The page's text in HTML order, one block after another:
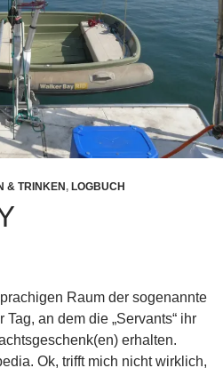
& TRINKEN , LOGBUCH
Raum der sogenannte
Tag, an dem die „Servants“ ihr
erhalten.
Ok, trifft mich nicht wirklich,